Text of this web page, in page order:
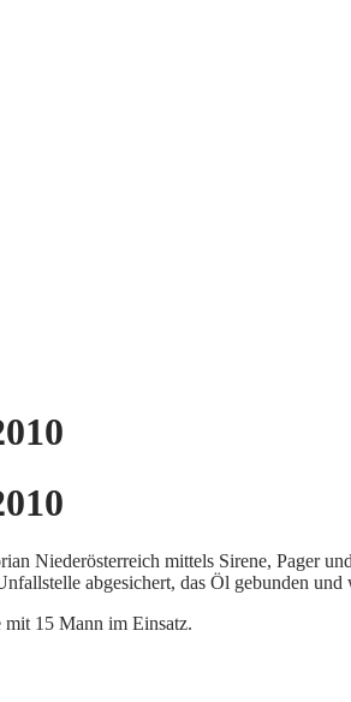
Niederösterreich mittels Sirene, Pager
abgesichert, das Öl gebunden
15 Mann im Einsatz.